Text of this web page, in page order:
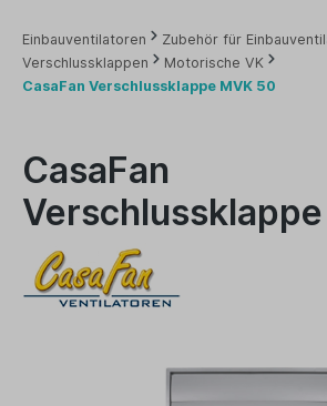
Einbauventilatoren
Zubehör für
Verschlussklappen
Motorische VK
CasaFan Verschlussklappe MVK 50
CasaFan